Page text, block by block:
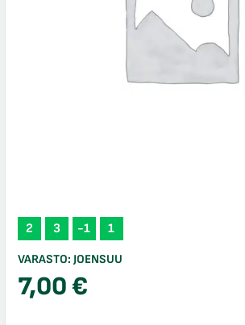
2 3 -1 1
VARASTO: JOENSUU
7,00€